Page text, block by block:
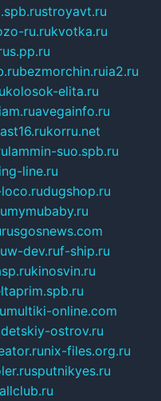
stroyavt.ru
ru.rukvotka.ru
bezmorchin.ruia2.ru
kolosok-elita.ru
avegainfo.ru
korru.net
lammin-suo.spb.ru
line.ru
dugshop.ru
mymubaby.ru
rusgosnews.com
w-dev.ruf-ship.ru
kinosvin.ru
multiki-online.com
detskiy-ostrov.ru
nix-files.org.ru
sputnikyes.ru